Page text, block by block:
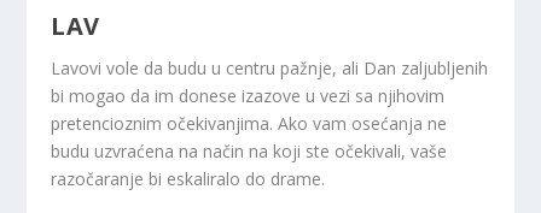
LAV
Lavovi vole da budu u centru pažnje, ali Dan zaljubljenih
bi mogao da im donese izazove u vezi sa njihovim
pretencioznim očekivanjima. Ako vam osećanja ne
budu uzvraćena na način na koji ste očekivali, vaše
razočaranje bi eskaliralo do drame.